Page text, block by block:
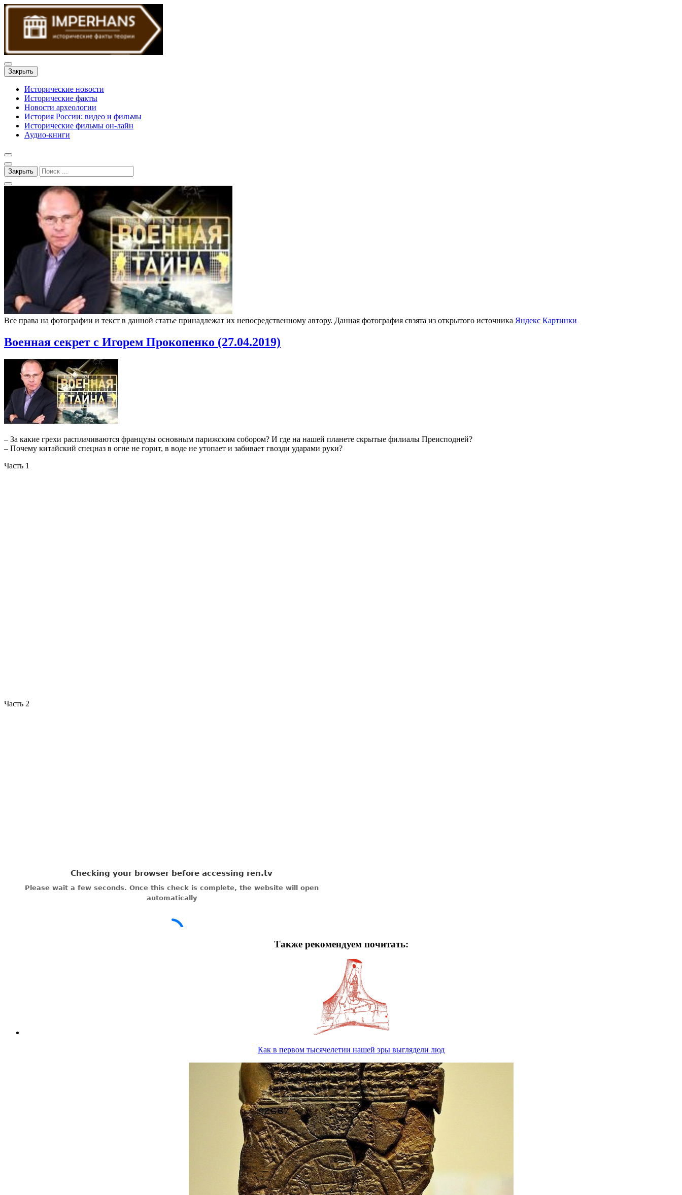
Закрыть
Исторические новости
Исторические факты
Новости археологии
История России: видео и фильмы
Исторические фильмы он-лайн
Аудио-книги
Закрыть
Все права на фотографии и текст в данной статье принадлежат их непосредственному автору. Данная фотография свзята из открытого источника Яндекс Картинки
Военная секрет с Игорем Прокопенко (27.04.2019)
– За какие грехи расплачиваются французы основным парижским собором? И где на нашей планете скрытые филиалы Преисподней?
– Почему китайский спецназ в огне не горит, в воде не утопает и забивает гвозди ударами руки?
Часть 1
Часть 2
Также рекомендуем почитать:
Как в первом тысячелетии нашей эры выглядели люд